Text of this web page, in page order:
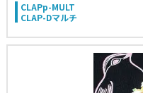
CLAPp-MULT
CLAP-Dマルチ